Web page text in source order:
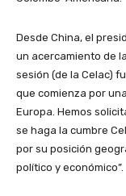
Desde China, el
un acercamiento de
sesión (de la Celac)
que comienza por
Europa. Hemos
se haga la cumbre
por su posición
político y económico”.